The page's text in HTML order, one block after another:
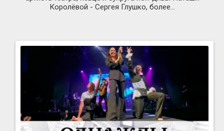
Королёвой - Сергея Глушко, более...